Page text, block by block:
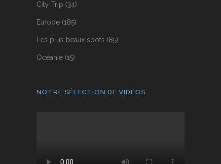
City Trip (34)
Europe (185)
Les plus beaux spots (85)
Océanie (15)
NOTRE SÉLECTION DE VIDÉOS